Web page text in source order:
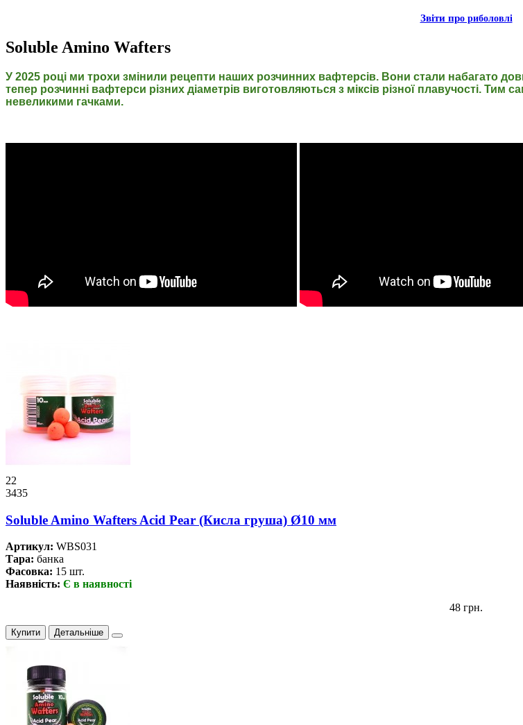
Звiти про риболовлi
Soluble Amino Wafters
У 2025 році ми трохи змінили рецепти наших розчинних вафтерсів. Вони стали набагато
тепер розчинні вафтерси різних діаметрів виготовляються з міксів різної плавучості. Тим
невеликими гачками.
22
3435
Soluble Amino Wafters Acid Pear (Кисла груша) Ø10 мм
Артикул: WBS031
Тара: банка
Фасовка: 15 шт.
Наявність: Є в наявності
48 грн.
Купити Детальніше